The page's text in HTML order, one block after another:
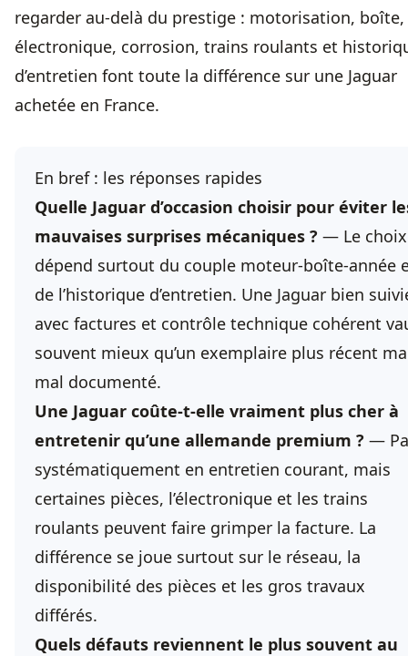
regarder au-delà du prestige : motorisation, boîte,
électronique, corrosion, trains roulants et
d’entretien font toute la différence sur une Jaguar
achetée en France.
En bref : les réponses rapides
Quelle Jaguar d’occasion choisir pour éviter
mauvaises surprises mécaniques ? — Le choix
dépend surtout du couple moteur-boîte-année
de l’historique d’entretien. Une Jaguar bien
avec factures et contrôle technique cohérent
souvent mieux qu’un exemplaire plus récent
mal documenté.
Une Jaguar coûte-t-elle vraiment plus cher à
entretenir qu’une allemande premium ? —
systématiquement en entretien courant, mais
certaines pièces, l’électronique et les trains
roulants peuvent faire grimper la facture. La
différence se joue surtout sur le réseau, la
disponibilité des pièces et les gros travaux
différés.
Quels défauts reviennent le plus souvent au